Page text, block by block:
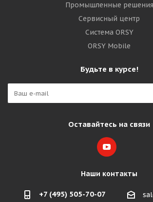
Промышленные решения
Сервисный центр
Система ORSY
ORSY Mobile
Будьте в курсе!
Оставайтесь на связи
Наши контакты
+7 (495) 505-70-07